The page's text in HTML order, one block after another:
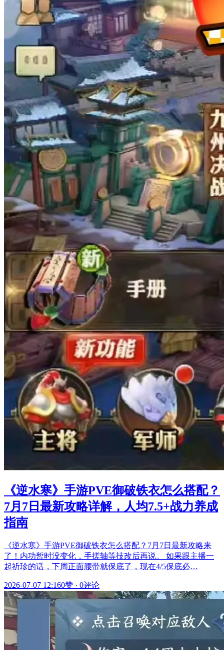
《逆水寒》手游PVE御破铁衣怎么搭配？
7月7日最新攻略详解，人均7.5+战力养成
指南
《逆水寒》手游PVE御破铁衣怎么搭配？7月7日最新攻略来
了！内功暂时没变化，手搓轴等技改后再说。 如果跟主播一
起祈珍的话，下周正面腰带就保底了，现在4/5保底必…
2026-07-07 12:160赞 · 0评论